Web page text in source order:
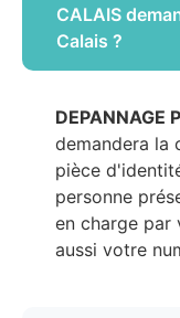
CALAIS
Calais ?
DEPANNAGE
demandera la
pièce
personne
en charge par
aussi votre